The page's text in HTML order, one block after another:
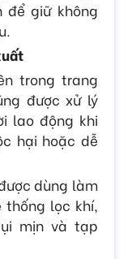
để giữ không
trong trang
được xử lý
lao động khi
hại hoặc dễ
dùng làm
thống lọc khí,
mịn và tạp